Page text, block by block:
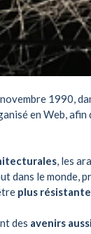
1990,
en Web,
, les
dans le monde,
plus résistante
des avenirs